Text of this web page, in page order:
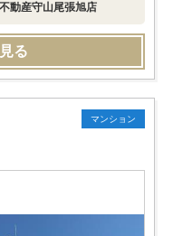
動産守山尾張旭店
る
マンション